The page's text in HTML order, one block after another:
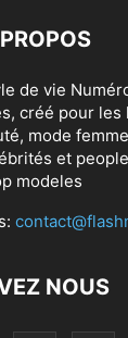
de vie
créé pour les
mode
et
modeles
NOUS